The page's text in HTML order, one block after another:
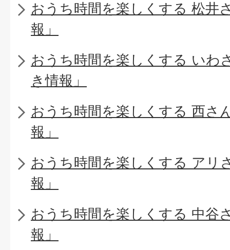
おうち時間を楽しくする 松井
報」
おうち時間を楽しくする いわ
き情報」
おうち時間を楽しくする 西さ
報」
おうち時間を楽しくする アリ
報」
おうち時間を楽しくする 中谷
報」